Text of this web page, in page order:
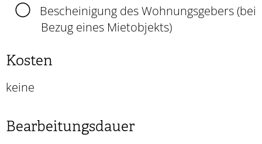
Bescheinigung des Wohnungsgebers (bei
Bezug eines Mietobjekts)
Kosten
keine
Bearbeitungsdauer